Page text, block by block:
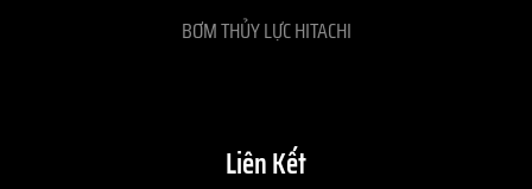
BƠM THỦY LỰC HITACHI
Liên Kết